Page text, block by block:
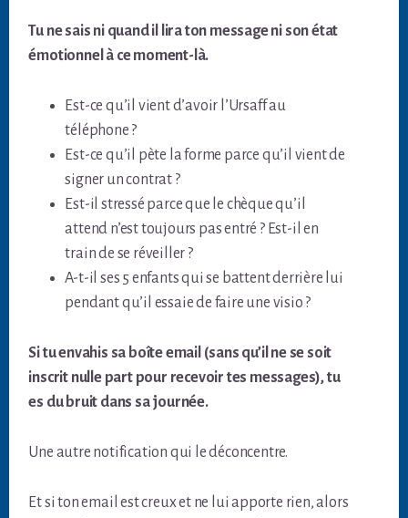
Tu ne sais ni quand il lira ton message ni son état
émotionnel à ce moment-là.
Est-ce qu’il vient d’avoir l’Ursaff au
téléphone ?
Est-ce qu’il pète la forme parce qu’il vient de
signer un contrat ?
Est-il stressé parce que le chèque qu’il
attend n’est toujours pas entré ? Est-il en
train de se réveiller ?
A-t-il ses 5 enfants qui se battent derrière lui
pendant qu’il essaie de faire une visio ?
Si tu envahis sa boîte email (sans qu’il ne se soit
inscrit nulle part pour recevoir tes messages), tu
es du bruit dans sa journée.
Une autre notification qui le déconcentre.
Et si ton email est creux et ne lui apporte rien, alors